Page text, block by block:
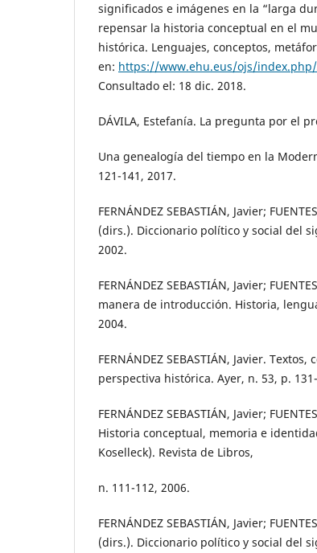
significados e imágenes en la “larga
repensar la historia conceptual en el
histórica. Lenguajes, conceptos,
en: https://www.ehu.eus/ojs/
Consultado el: 18 dic. 2018.
DÁVILA, Estefanía. La pregunta por el
Una genealogía del tiempo en la
121-141, 2017.
FERNÁNDEZ SEBASTIÁN, Javier;
(dirs.). Diccionario político y social del
2002.
FERNÁNDEZ SEBASTIÁN, Javier;
manera de introducción. Historia,
2004.
FERNÁNDEZ SEBASTIÁN, Javier.
perspectiva histórica. Ayer, n. 53, p.
FERNÁNDEZ SEBASTIÁN, Javier;
Historia conceptual, memoria e
Koselleck). Revista de Libros,
n. 111-112, 2006.
FERNÁNDEZ SEBASTIÁN, Javier;
(dirs.). Diccionario político y social del